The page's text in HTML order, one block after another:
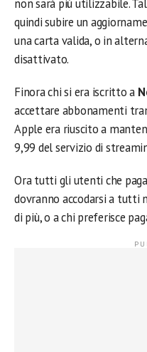
non sarà più utilizzabile.
quindi subire un
una carta valida, o in
disattivato.
Finora chi si era iscritto a
accettare abbonamenti
Apple era riuscito a
9,99 del servizio di
Ora tutti gli utenti che
dovranno accodarsi a tutti
di più, o a chi preferisce